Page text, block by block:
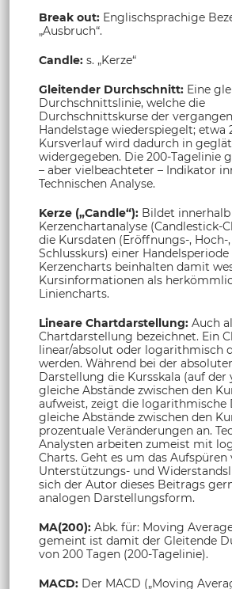
Break out: Englischsprachige
„Ausbruch“.
Candle: s. „Kerze“
Gleitender Durchschnitt: Eine
Durchschnittslinie, welche die
Durchschnittskurse der
Handelstage wiederspiegelt; etwa
Kursverlauf wird dadurch in
widergegeben. Die 200-Tagelinie
– aber vielbeachteter – Indikator
Technischen Analyse.
Kerze („Candle“): Bildet innerhalb
Kerzenchartanalyse (Candlestick-
die Kursdaten (Eröffnungs-, Hoch-
Schlusskurs) einer Handelsperiode
Kerzencharts beinhalten damit
Kursinformationen als
Liniencharts.
Lineare Chartdarstellung: Auch
Chartdarstellung bezeichnet. Ein
linear/absolut oder logarithmisch
werden. Während bei der
Darstellung die Kursskala (auf der
gleiche Abstände zwischen den
aufweist, zeigt die logarithmische
gleiche Abstände zwischen den
prozentuale Veränderungen an.
Analysten arbeiten zumeist mit
Charts. Geht es um das Aufspüren
Unterstützungs- und
sich der Autor dieses Beitrags
analogen Darstellungsform.
MA(200): Abk. für: Moving
gemeint ist damit der Gleitende
von 200 Tagen (200-Tagelinie).
MACD: Der MACD („Moving